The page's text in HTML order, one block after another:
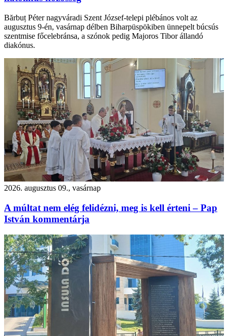
Bărbuț Péter nagyváradi Szent József-telepi plébános volt az
augusztus 9-én, vasárnap délben Biharpüspökiben ünnepelt búcsús
szentmise főcelebránsa, a szónok pedig Majoros Tibor állandó
diakónus.
2026. augusztus 09., vasárnap
A múltat nem elég felidézni, meg is kell érteni – Pap
István kommentárja